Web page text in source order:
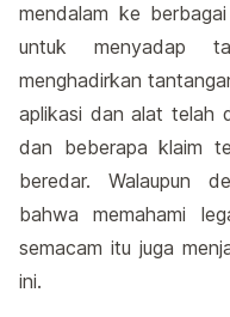
mendalam ke
untuk menyadap
menghadirkan
aplikasi dan alat telah
dan beberapa klaim
beredar. Walaupun
bahwa memahami
semacam itu juga
ini.